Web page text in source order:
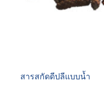
สารสกัดดีปลีแบบน้ำ